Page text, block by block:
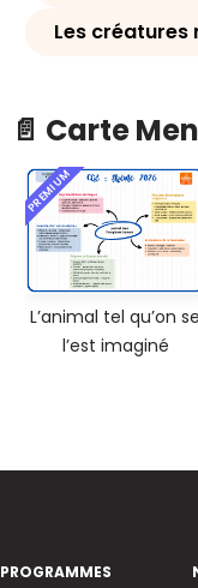
Les
📄 Carte
PREMIUM
L’animal tel qu’on se
l’est imaginé
PROGRAMMES